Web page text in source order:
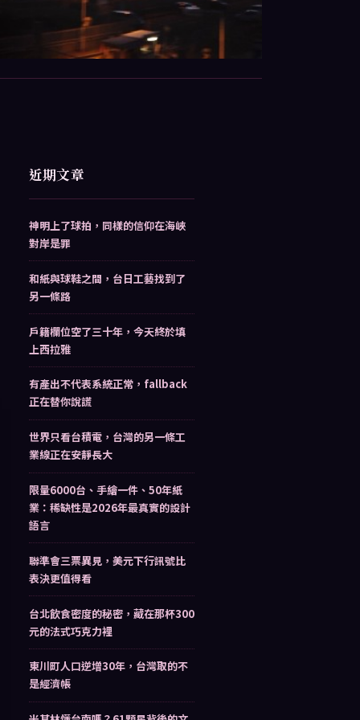
近期文章
神明上了球拍，同樣的信仰在海峽
對岸是罪
和紙與球鞋之間，台日工藝找到了
另一條路
戶籍欄位空了三十年，今天終於填
上西拉雅
有產出不代表系統正常，fallback
正在替你說謊
世界只看台積電，台灣的另一條工
業線正在安靜長大
限量6000台、手繪一件、50年紙
業：稀缺性是2026年最真實的設計
語言
聯準會三票異見，美元下行訊號比
表決更值得看
台北飲食密度的秘密，藏在那杯300
元的法式巧克力裡
東川町人口逆增30年，台灣取的不
是經濟帳